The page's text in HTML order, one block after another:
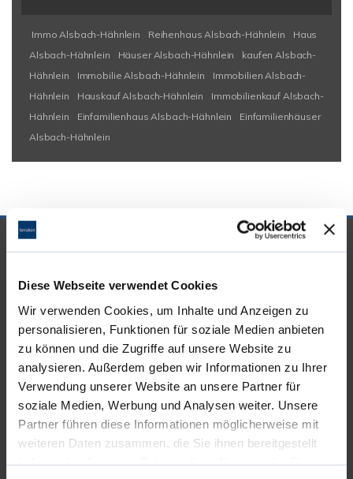
Diese Webseite verwendet Cookies
Wir verwenden Cookies, um Inhalte und Anzeigen zu
personalisieren, Funktionen für soziale Medien anbieten
zu können und die Zugriffe auf unsere Website zu
analysieren. Außerdem geben wir Informationen zu Ihrer
Verwendung unserer Website an unsere Partner für
soziale Medien, Werbung und Analysen weiter. Unsere
Partner führen diese Informationen möglicherweise mit
weiteren Daten zusammen, die Sie ihnen bereitgestellt
Immo Alsbach-Hähnlein Reihenhaus Alsbach-Hähnlein
Haus
Alsbach-Hähnlein
Häuser Alsbach-Hähnlein
kaufen Alsbach-
Hähnlein
Immobilie Alsbach-Hähnlein
Immobilien Alsbach-
Hähnlein
Hauskauf Alsbach-Hähnlein
Immobilienkauf Alsbach-
Hähnlein
Einfamilienhaus Alsbach-Hähnlein
Einfamilienhäuser
Alsbach-Hähnlein
UNSERE PARTNER &
AUSZEICHNUNGEN